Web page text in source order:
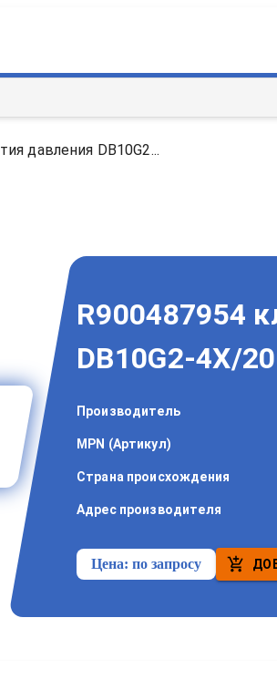
давления DB10G2...
R900487954
DB10G2-4X/
Производитель
MPN (Артикул)
Страна происхождения
Адрес производителя
Цена:по запросу